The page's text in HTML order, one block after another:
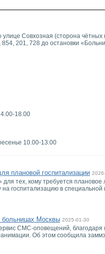
Совхозная (сторона чётных
201, 728 до остановки
18.00
10.00-13.00
плановой госпитализации
тех, кому требуется плановое
на госпитализацию в
Москвы 2025-01-30
СМС-оповещений, благодаря
Об этом сообщила